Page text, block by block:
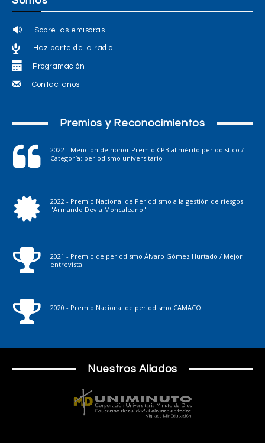
Sobre las emisoras
Haz parte de la radio
Programación
Contáctanos
Premios y Reconocimientos
2022 - Mención de honor Premio CPB al mérito periodístico /
Categoría: periodismo universitario
2022 - Premio Nacional de Periodismo a la gestión de riesgos
"Armando Devia Moncaleano"
2021 - Premio de periodismo Álvaro Gómez Hurtado / Mejor
entrevista
2020 - Premio Nacional de periodismo CAMACOL
Nuestros Aliados